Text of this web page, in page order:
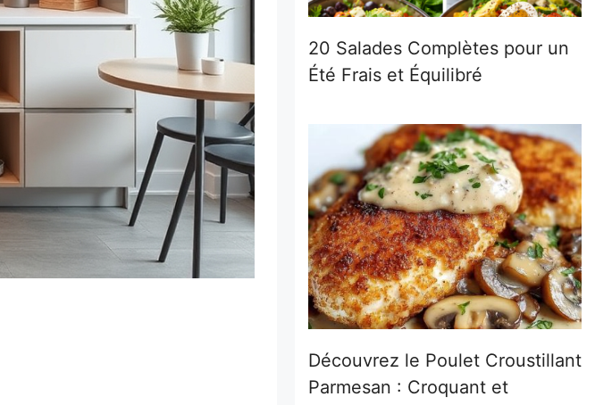
20 Salades Complètes pour un
Été Frais et Équilibré
Découvrez le Poulet Croustillant
Parmesan : Croquant et